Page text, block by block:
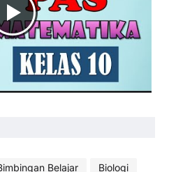
Belajar Biologi